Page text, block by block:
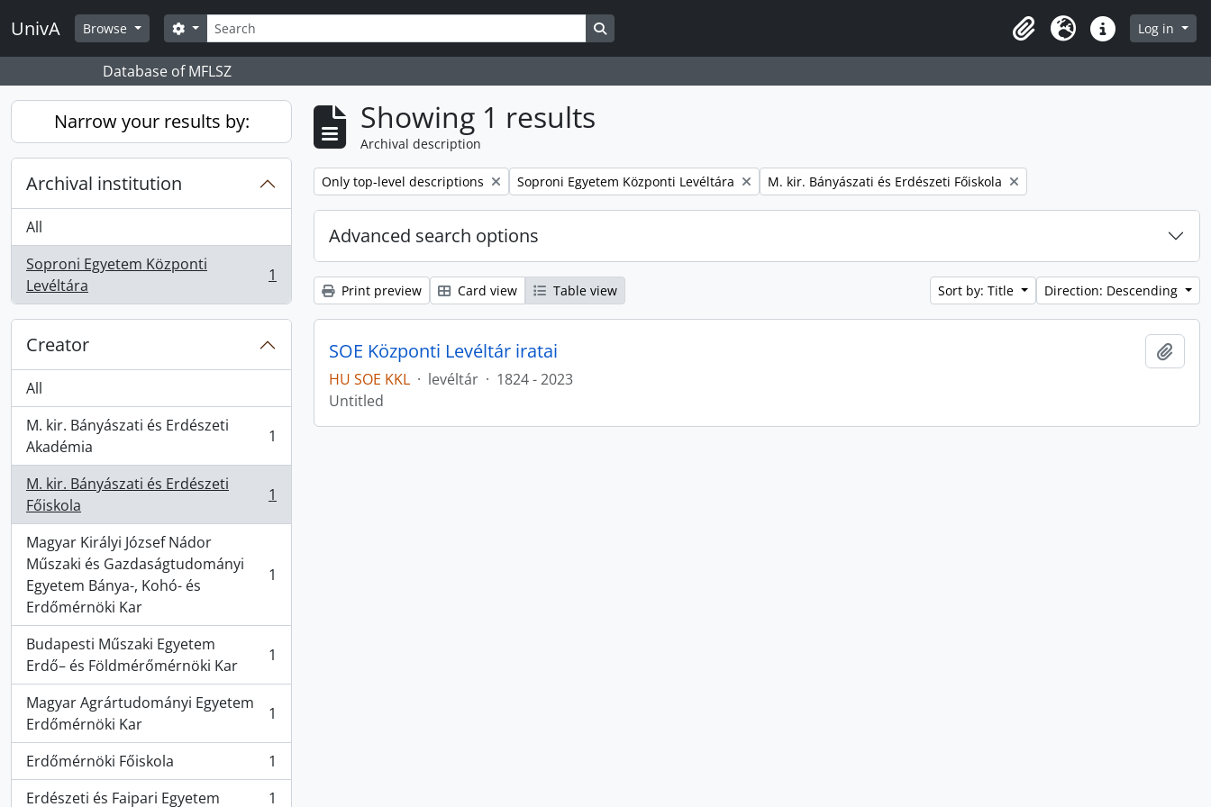
Skip to main content
UnivA Browse Search
Search options Search in browse page
ClipboardLanguageQuick linksLog in
Database of MFLSZ
Narrow your results by:
Archival institution
All
Soproni Egyetem Központi
Levéltára
, 1 results 1
Creator
All
M. kir. Bányászati és Erdészeti
Akadémia
, 1 results 1
M. kir. Bányászati és Erdészeti
Főiskola
, 1 results 1
Magyar Királyi József Nádor
Műszaki és Gazdaságtudományi
Egyetem Bánya-, Kohó- és
Erdőmérnöki Kar
, 1 results 1
Budapesti Műszaki Egyetem
Erdő– és Földmérőmérnöki Kar
, 1 results 1
Magyar Agrártudományi Egyetem
Erdőmérnöki Kar
, 1 results 1
Erdőmérnöki Főiskola
, 1 results
1
Erdészeti és Faipari Egyetem
1
Showing 1 results
Archival description
Remove filter:
Only top-level descriptions Remove filter:
Soproni Egyetem Központi Levéltára Remove filter:
M. kir. Bányászati és Erdészeti Főiskola
Advanced search options
Print preview Card view Table view Sort by: Title Direction: Descending
SOE Központi Levéltár iratai
HU SOE KKL · levéltár · 1824 - 2023
Untitled